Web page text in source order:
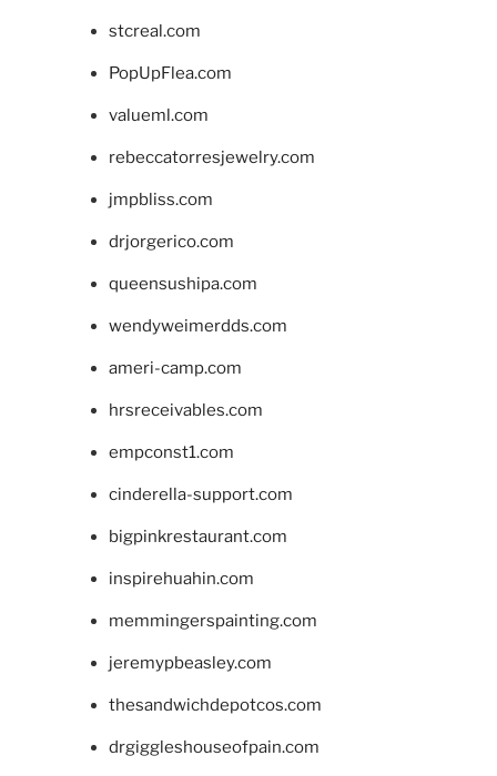
stcreal.com
PopUpFlea.com
valueml.com
rebeccatorresjewelry.com
jmpbliss.com
drjorgerico.com
queensushipa.com
wendyweimerdds.com
ameri-camp.com
hrsreceivables.com
empconst1.com
cinderella-support.com
bigpinkrestaurant.com
inspirehuahin.com
memmingerspainting.com
jeremypbeasley.com
thesandwichdepotcos.com
drgiggleshouseofpain.com